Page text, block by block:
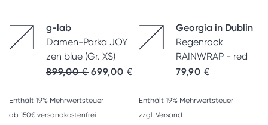
g-lab
Damen-Parka JOY
zen blue (Gr. XS)
899,00€ Ursprünglicher Preis war: 899,00 €
699,00 € Aktueller Preis ist: 699,00 €.
Enthält 19% Mehrwertsteuer
ab 150€ versandkostenfrei
Georgia in Dublin
Regenrock
RAINWRAP - red
79,90 €
Enthält 19% Mehrwertsteuer
zzgl. Versand